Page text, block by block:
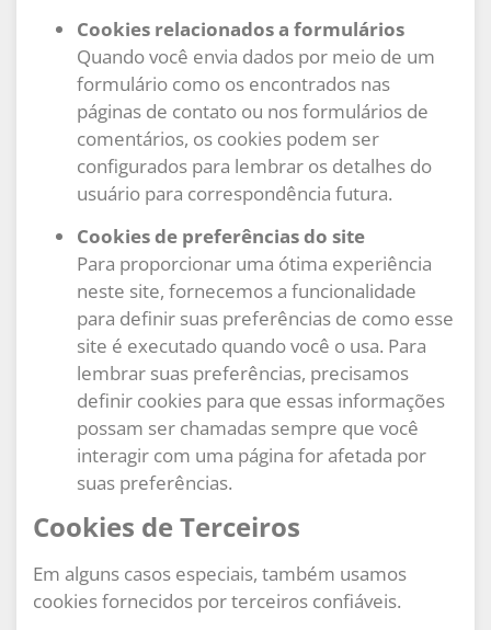
Cookies relacionados a formulários
Quando você envia dados por meio de um
formulário como os encontrados nas
páginas de contato ou nos formulários de
comentários, os cookies podem ser
configurados para lembrar os detalhes do
usuário para correspondência futura.
Cookies de preferências do site
Para proporcionar uma ótima experiência
neste site, fornecemos a funcionalidade
para definir suas preferências de como esse
site é executado quando você o usa. Para
lembrar suas preferências, precisamos
definir cookies para que essas informações
possam ser chamadas sempre que você
interagir com uma página for afetada por
suas preferências.
Cookies de Terceiros
Em alguns casos especiais, também usamos
cookies fornecidos por terceiros confiáveis.